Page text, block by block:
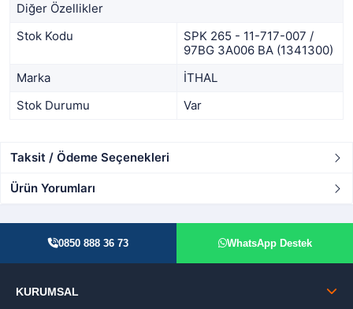
Diğer Özellikler
Stok Kodu
SPK 265 - 11-717-007 /
97BG 3A006 BA (1341300)
Marka
İTHAL
Stok Durumu
Var
Taksit / Ödeme Seçenekleri
Ürün Yorumları
0850 888 36 73 WhatsApp Destek
KURUMSAL